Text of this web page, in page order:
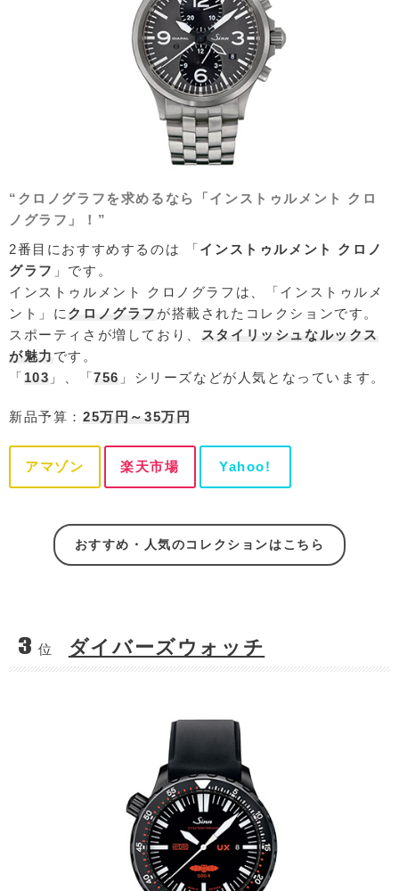
“クロノグラフを求めるなら「インストゥルメント クロ
ノグラフ」！”
2番目におすすめするのは 「インストゥルメント クロノ
グラフ 」です。
インストゥルメント クロノグラフは、「インストゥルメ
ント」に クロノグラフ が搭載されたコレクションです。
スポーティさが増しており、
スタイリッシュなルックス
が魅力 です。
「 103 」、「756 」シリーズなどが人気となっています。
新品予算： 25万円～35万円
アマゾン 楽天市場 Yahoo!
おすすめ・人気のコレクションはこちら
3 位 ダイバーズウォッチ